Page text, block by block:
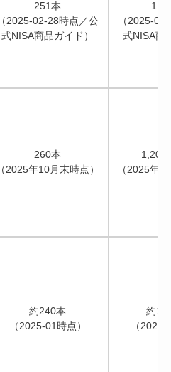
251本
（2025-02-28時点／公
式NISA商品ガイド）
（2025-
式NISA商
260本
（2025年10月末時点）
1,200
（2025年
約240本
（2025-01時点）
約
（